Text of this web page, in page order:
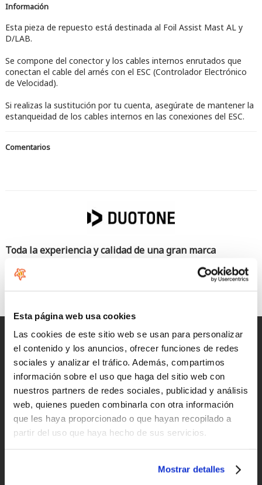
Esta página web usa cookies
Las cookies de este sitio web se usan para personalizar
el contenido y los anuncios, ofrecer funciones de redes
sociales y analizar el tráfico. Además, compartimos
información sobre el uso que haga del sitio web con
nuestros partners de redes sociales, publicidad y análisis
web, quienes pueden combinarla con otra información
que les haya proporcionado o que hayan recopilado a
partir del uso que haya hecho de sus servicios.
Mostrar detalles
Información
Esta pieza de repuesto está destinada al Foil Assist Mast AL y
D/LAB.
Se compone del conector y los cables internos enrutados que
conectan el cable del arnés con el ESC (Controlador Electrónico
de Velocidad).
Si realizas la sustitución por tu cuenta, asegúrate de mantener la
estanqueidad de los cables internos en las conexiones del ESC.
Comentarios
Toda la experiencia y calidad de una gran marca
Duotone cuenta con una inmensa fuerza, experiencia y
aceptación por parte de los riders empezando en el mundo del
Entregas rápidas
para España y Portugal
Devoluciones
hasta 14 días naturales
Clientes satisfechos
¡compra hoy con nosotros!